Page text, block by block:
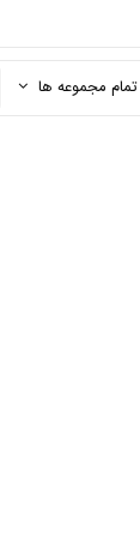
تمام مجموعه ها